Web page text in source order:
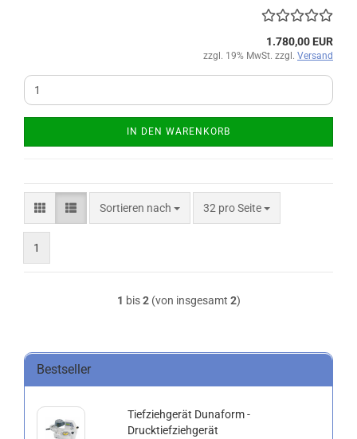
1.780,00 EUR
zzgl. 19% MwSt. zzgl. Versand
IN DEN WARENKORB
Sortieren nach
Sortieren nach 32 pro Seite
pro Seite
1
1 bis2(von insgesamt 2)
Bestseller
Tiefziehgerät Dunaform -
Drucktiefziehgerät